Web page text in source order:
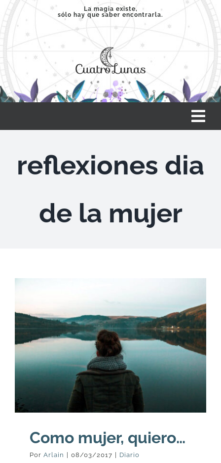
Saltar
contenido
La magia existe,
sólo hay que saber encontrarla.
ACERCA
Carrito
reflexiones dia
de la mujer
Como mujer, quiero…
Por Arlain | 08/03/2017 | Diario